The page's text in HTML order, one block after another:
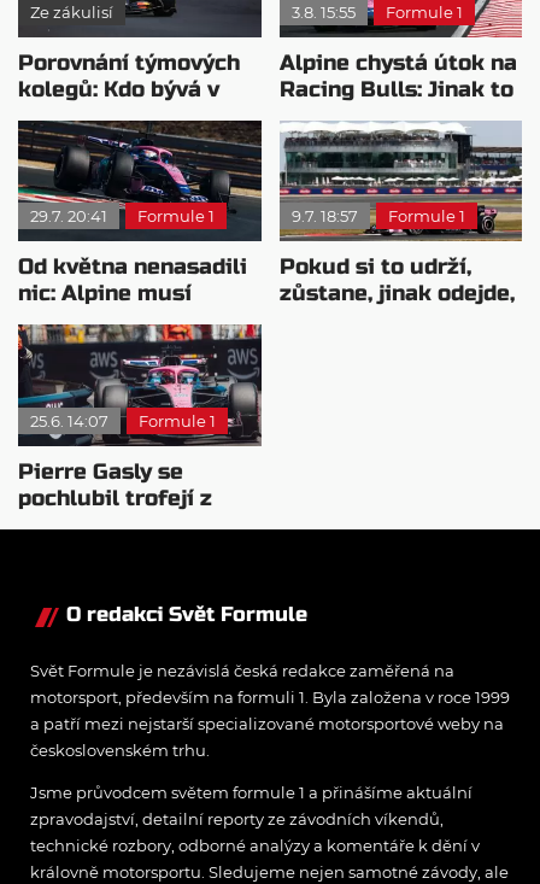
Ze zákulisí
Porovnání týmových
kolegů: Kdo bývá v
sobotu nejrychlejší?
3.8. 15:55 Formule 1
Alpine chystá útok na
Racing Bulls: Jinak to
bude kritické
29.7. 20:41 Formule 1
Od května nenasadili
nic: Alpine musí
přidat, jinak prohraje
válku
9.7. 18:57 Formule 1
Pokud si to udrží,
zůstane, jinak odejde,
25.6. 14:07 Formule 1
Pierre Gasly se
pochlubil trofejí z
Velké ceny Monaka
O redakci Svět Formule
Svět Formule je nezávislá česká redakce zaměřená na
motorsport, především na formuli 1. Byla založena v roce 1999
a patří mezi nejstarší specializované motorsportové weby na
československém trhu.
Jsme průvodcem světem formule 1 a přinášíme aktuální
zpravodajství, detailní reporty ze závodních víkendů,
technické rozbory, odborné analýzy a komentáře k dění v
královně motorsportu. Sledujeme nejen samotné závody, ale